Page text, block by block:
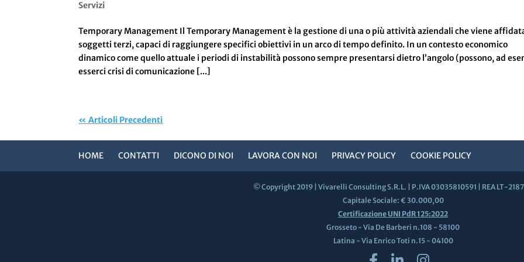
Servizi
Temporary Management Il Temporary Management è la gestione di una o più attività aziendali che viene
soggetti terzi, capaci di raggiungere specifici obiettivi in un arco di tempo definito. In un contesto economico
dinamico come quello attuale i periodi di instabilità possono sempre presentarsi dietro l’angolo (possono, ad
esserci crisi di comunicazione [...]
« Articoli Precedenti
HOME CONTATTI DICONO DI NOI LAVORA CON NOI PRIVACY POLICY COOKIE POLICY
© Copyright 2019 | Vivarelli Consulting S.R.L. | P.IVA 03035810591 | REA LT-
Capitale Sociale: € 30.000,00
Certificazione UNI PdR 125:2022
Grosseto - Via De Barberi n.108 - 58100
Latina - Via Enrico Toti n.15 - 04100